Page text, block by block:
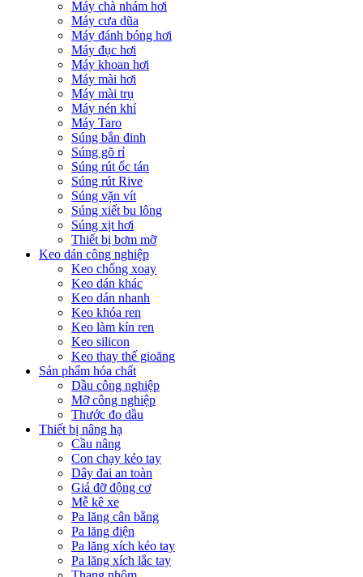
Máy chà nhám hơi
Máy cưa dũa
Máy đánh bóng hơi
Máy đục hơi
Máy khoan hơi
Máy mài hơi
Máy mài trụ
Máy nén khí
Máy Taro
Súng bắn đinh
Súng gõ rỉ
Súng rút ốc tán
Súng rút Rive
Súng vặn vít
Súng xiết bu lông
Súng xịt hơi
Thiết bị bơm mỡ
Keo dán công nghiệp
Keo chống xoay
Keo dán khác
Keo dán nhanh
Keo khóa ren
Keo làm kín ren
Keo silicon
Keo thay thế gioăng
Sản phẩm hóa chất
Dầu công nghiệp
Mỡ công nghiệp
Thước đo dầu
Thiết bị nâng hạ
Cầu nâng
Con chạy kéo tay
Dây đai an toàn
Giá đỡ động cơ
Mễ kê xe
Pa lăng cân bằng
Pa lăng điện
Pa lăng xích kéo tay
Pa lăng xích lắc tay